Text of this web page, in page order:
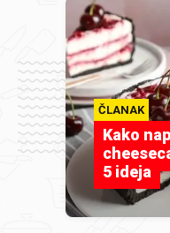
ČLANAK
Kako
5 ideja